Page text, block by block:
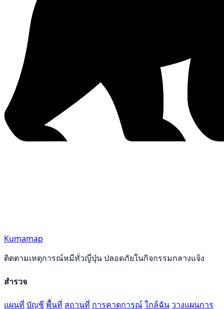
Kumamap
ติดตามเหตุการณ์หมีทั่วญี่ปุ่น ปลอดภัยในกิจกรรมกลางแจ้ง
สำรวจ
แผนที่ บัญชี พื้นที่ สถานที่ การคาดการณ์ใกล้ฉัน วางแผนการ